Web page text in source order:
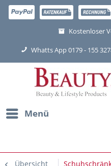
Kostenloser
Whatts App 0179 - 155
Menü
Übersicht